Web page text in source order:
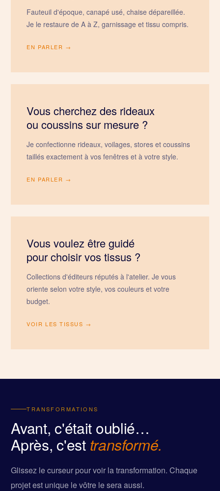
Fauteuil d'époque, canapé usé, chaise dépareillée.
Je le restaure de A à Z, garnissage et tissu compris.
EN PARLER →
Vous cherchez des rideaux
ou coussins sur mesure ?
Je confectionne rideaux, voilages, stores et coussins
taillés exactement à vos fenêtres et à votre style.
EN PARLER →
Vous voulez être guidé
pour choisir vos tissus ?
Collections d'éditeurs réputés à l'atelier. Je vous
oriente selon votre style, vos couleurs et votre
budget.
VOIR LES TISSUS →
TRANSFORMATIONS
Avant, c'était oublié…
Après, c'est transformé.
Glissez le curseur pour voir la transformation. Chaque
projet est unique le vôtre le sera aussi.